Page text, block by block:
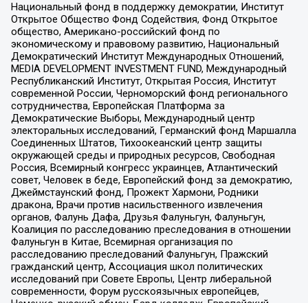
Национальный фонд в поддержку демократии, Институт
Открытое Общество Фонд Содействия, Фонд Открытое
общество, Американо-российский фонд по
экономическому и правовому развитию, Национальный
Демократический Институт Международных Отношений,
MEDIA DEVELOPMENT INVESTMENT FUND, Международный
Республиканский Институт, Открытая Россия, Институт
современной России, Черноморский фонд регионального
сотрудничества, Европейская Платформа за
Демократические Выборы, Международный центр
электоральных исследований, Германский фонд Маршалла
Соединенных Штатов, Тихоокеанский центр защиты
окружающей среды и природных ресурсов, Свободная
Россия, Всемирный конгресс украинцев, Атлантический
совет, Человек в беде, Европейский фонд за демократию,
Джеймстаунский фонд, Прожект Хармони, Родники
дракона, Врачи против насильственного извлечения
органов, Фалунь Дафа, Друзья Фалуньгун, Фалуньгун,
Коалиция по расследованию преследования в отношении
Фалуньгун в Китае, Всемирная организация по
расследованию преследований Фалуньгун, Пражский
гражданский центр, Ассоциация школ политических
исследований при Совете Европы, Центр либеральной
современности, Форум русскоязычных европейцев,